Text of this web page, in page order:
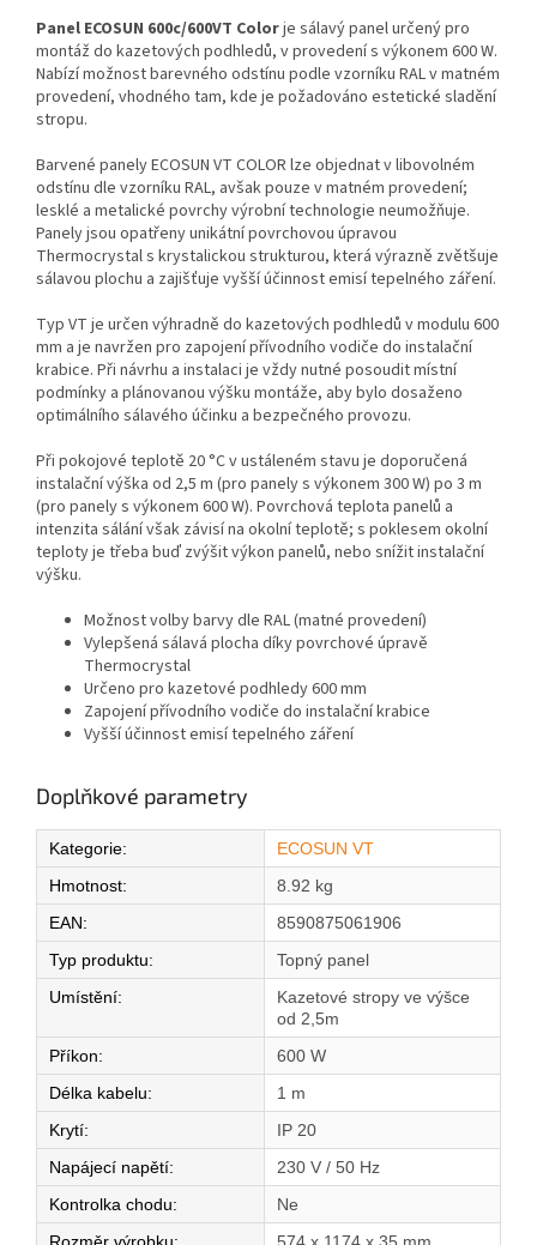
Panel ECOSUN 600c/600VT Colorje sálavý panel určený pro
montáž do kazetových podhledů, v provedení s výkonem 600 W.
Nabízí možnost barevného odstínu podle vzorníku RAL v matném
provedení, vhodného tam, kde je požadováno estetické sladění
stropu.
Barvené panely ECOSUN VT COLOR lze objednat v libovolném
odstínu dle vzorníku RAL, avšak pouze v matném provedení;
lesklé a metalické povrchy výrobní technologie neumožňuje.
Panely jsou opatřeny unikátní povrchovou úpravou
Thermocrystal s krystalickou strukturou, která výrazně zvětšuje
sálavou plochu a zajišťuje vyšší účinnost emisí tepelného záření.
Typ VT je určen výhradně do kazetových podhledů v modulu 600
mm a je navržen pro zapojení přívodního vodiče do instalační
krabice. Při návrhu a instalaci je vždy nutné posoudit místní
podmínky a plánovanou výšku montáže, aby bylo dosaženo
optimálního sálavého účinku a bezpečného provozu.
Při pokojové teplotě 20 °C v ustáleném stavu je doporučená
instalační výška od 2,5 m (pro panely s výkonem 300 W) po 3 m
(pro panely s výkonem 600 W). Povrchová teplota panelů a
intenzita sálání však závisí na okolní teplotě; s poklesem okolní
teploty je třeba buď zvýšit výkon panelů, nebo snížit instalační
výšku.
Možnost volby barvy dle RAL (matné provedení)
Vylepšená sálavá plocha díky povrchové úpravě
Thermocrystal
Určeno pro kazetové podhledy 600 mm
Zapojení přívodního vodiče do instalační krabice
Vyšší účinnost emisí tepelného záření
Doplňkové parametry
Kategorie:
ECOSUN VT
Hmotnost:
8.92 kg
EAN:
8590875061906
Typ produktu:
Topný panel
Umístění:
Kazetové stropy ve výšce
od 2,5m
Příkon:
600 W
Délka kabelu:
1 m
Krytí:
IP 20
Napájecí napětí:
230 V / 50 Hz
Kontrolka chodu:
Ne